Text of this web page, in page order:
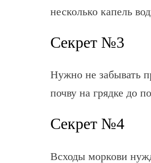
несколько капель
Секрет №3
Нужно не забывать
почву на грядке до
Секрет №4
Всходы моркови